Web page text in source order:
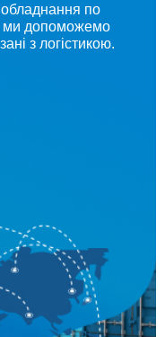
по
ми допоможемо
з логістикою.